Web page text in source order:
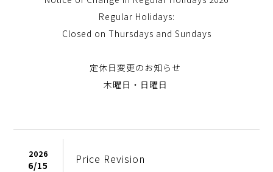
Regular Holidays:
Closed on Thursdays and Sundays
定休日変更のお知らせ
木曜日・日曜日
2026
6/15 Price Revision